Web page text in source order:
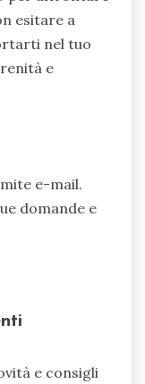
esitare a
nel tuo
e
e-mail.
domande e
e consigli